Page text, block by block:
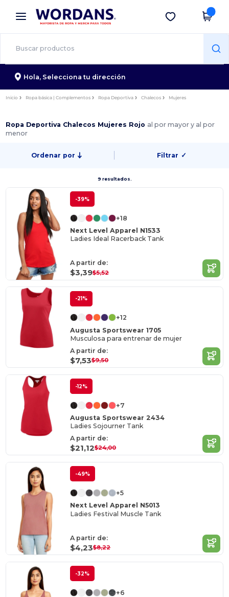
× App de Wordans
¡Mejores precios en app!
Descargar app
Hola, Selecciona tu dirección
Inicio Ropa básica | Complementos Ropa Deportiva Chalecos Mujeres
Ropa Deportiva Chalecos Mujeres Rojo al por mayor y al por
menor
Ordenar por Filtrar ✓
9 resultados.
-39%
+18
Next Level Apparel N1533
Ladies Ideal Racerback Tank
A partir de:
$3,39$5,52
-21%
+12
Augusta Sportswear 1705
Musculosa para entrenar de mujer
A partir de:
$7,53$9,50
-12%
+7
Augusta Sportswear 2434
Ladies Sojourner Tank
A partir de:
$21,12$24,00
-49%
+5
Next Level Apparel N5013
Ladies Festival Muscle Tank
A partir de:
$4,23$8,22
-32%
+6